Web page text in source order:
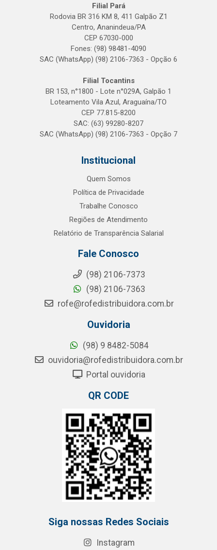
Filial Pará
Rodovia BR 316 KM 8, 411 Galpão Z1
Centro, Ananindeua/PA
CEP 67030-000
Fones: (98) 98481-4090
SAC (WhatsApp) (98) 2106-7363 - Opção 6
Filial Tocantins
BR 153, n°1800 - Lote n°029A, Galpão 1
Loteamento Vila Azul, Araguaína/TO
CEP 77.815-8200
SAC: (63) 99280-8207
SAC (WhatsApp) (98) 2106-7363 - Opção 7
Institucional
Quem Somos
Política de Privacidade
Trabalhe Conosco
Regiões de Atendimento
Relatório de Transparência Salarial
Fale Conosco
(98) 2106-7373
(98) 2106-7363
rofe@rofedistribuidora.com.br
Ouvidoria
(98) 9 8482-5084
ouvidoria@rofedistribuidora.com.br
Portal ouvidoria
QR CODE
Siga nossas Redes Sociais
Instagram